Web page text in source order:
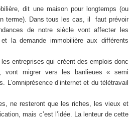
dit une maison pour longtemps (ou
terme). Dans tous les cas, il faut prévoir
de notre siècle vont affecter les
la demande immobilière aux différents
entreprises qui créent des emplois donc
vont migrer vers les banlieues « semi
L’omniprésence d’internet et du télétravail
ne resteront que les riches, les vieux et
mais c’est l’idée. La lenteur de cette